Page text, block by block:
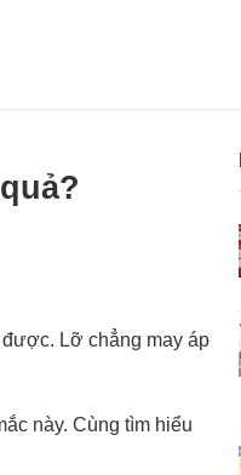
Lỡ chẳng may áp
này. Cùng tìm hiểu